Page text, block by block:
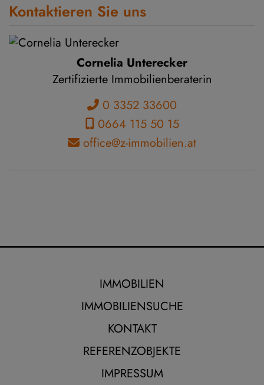
Kontaktieren Sie uns
Cornelia Unterecker
Zertifizierte Immobilienberaterin
0 3352 33600
0664 115 50 15
office@z-immobilien.at
IMMOBILIEN
IMMOBILIENSUCHE
KONTAKT
REFERENZOBJEKTE
IMPRESSUM